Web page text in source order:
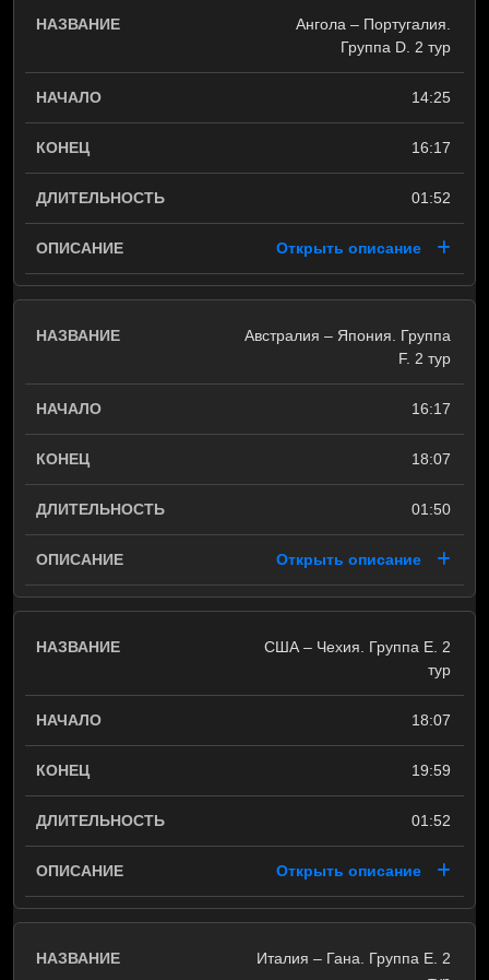
Ангола – Португалия.
Группа D. 2 тур
14:25
16:17
01:52
Открыть описание
Австралия – Япония. Группа
F. 2 тур
16:17
18:07
01:50
Открыть описание
США – Чехия. Группа E. 2
тур
18:07
19:59
01:52
Открыть описание
Италия – Гана. Группа E. 2